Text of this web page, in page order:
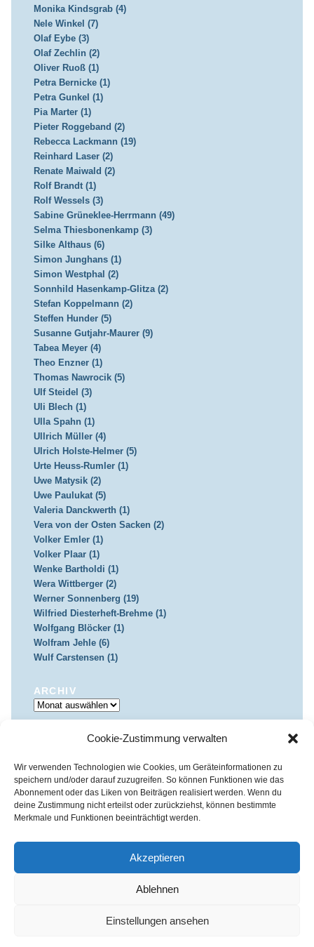
Cookie-Zustimmung verwalten
Wir verwenden Technologien wie Cookies, um Geräteinformationen zu
speichern und/oder darauf zuzugreifen. So können Funktionen wie das
Abonnement oder das Liken von Beiträgen realisiert werden. Wenn du
deine Zustimmung nicht erteilst oder zurückziehst, können bestimmte
Merkmale und Funktionen beeinträchtigt werden.
Akzeptieren
Ablehnen
Einstellungen ansehen
Monika Kindsgrab (4)
Nele Winkel (7)
Olaf Eybe (3)
Olaf Zechlin (2)
Oliver Ruoß (1)
Petra Bernicke (1)
Petra Gunkel (1)
Pia Marter (1)
Pieter Roggeband (2)
Rebecca Lackmann (19)
Reinhard Laser (2)
Renate Maiwald (2)
Rolf Brandt (1)
Rolf Wessels (3)
Sabine Grüneklee-Herrmann (49)
Selma Thiesbonenkamp (3)
Silke Althaus (6)
Simon Junghans (1)
Simon Westphal (2)
Sonnhild Hasenkamp-Glitza (2)
Stefan Koppelmann (2)
Steffen Hunder (5)
Susanne Gutjahr-Maurer (9)
Tabea Meyer (4)
Theo Enzner (1)
Thomas Nawrocik (5)
Ulf Steidel (3)
Uli Blech (1)
Ulla Spahn (1)
Ullrich Müller (4)
Ulrich Holste-Helmer (5)
Urte Heuss-Rumler (1)
Uwe Matysik (2)
Uwe Paulukat (5)
Valeria Danckwerth (1)
Vera von der Osten Sacken (2)
Volker Emler (1)
Volker Plaar (1)
Wenke Bartholdi (1)
Wera Wittberger (2)
Werner Sonnenberg (19)
Wilfried Diesterheft-Brehme (1)
Wolfgang Blöcker (1)
Wolfram Jehle (6)
Wulf Carstensen (1)
ARCHIV
Archiv
IMPRESSUM & DATENSCHUTZ
Datenschutz
Kirchenkreis Essen | Referat für Presse- und Öffentlichkeitsarbeit /
Haus der Evangelischen Kirche | III. Hagen 39 / 45127 Essen
Impressum|Datenschutz
Fon 0201 / 22 05-221 | Fax 0201 / 22 05-223 | e-Mail